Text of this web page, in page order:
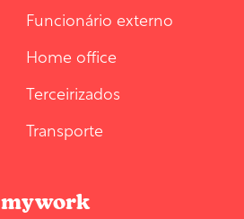
Funcionário externo
Home office
Terceirizados
Transporte
mywork